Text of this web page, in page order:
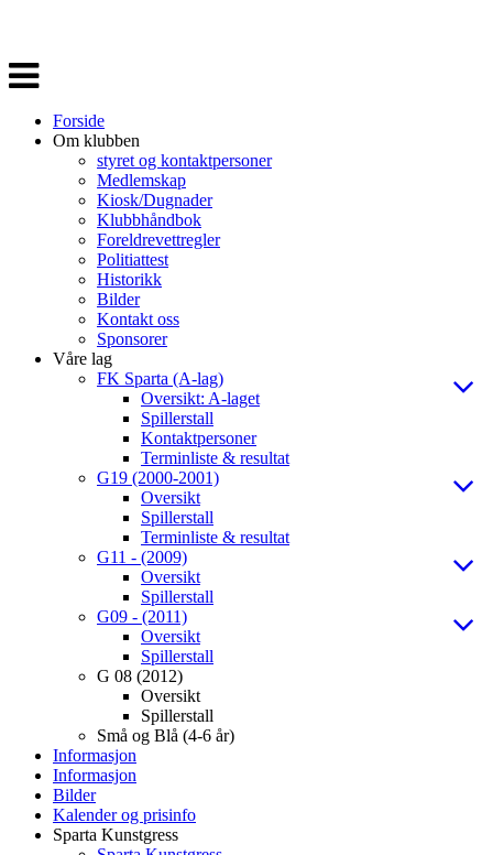
Veksle
navigasjon
Forside
Om klubben
styret og kontaktpersoner
Medlemskap
Kiosk/Dugnader
Klubbhåndbok
Foreldrevettregler
Politiattest
Historikk
Bilder
Kontakt oss
Sponsorer
Våre lag
FK Sparta (A-lag)
Oversikt: A-laget
Spillerstall
Kontaktpersoner
Terminliste & resultat
G19 (2000-2001)
Oversikt
Spillerstall
Terminliste & resultat
G11 - (2009)
Oversikt
Spillerstall
G09 - (2011)
Oversikt
Spillerstall
G 08 (2012)
Oversikt
Spillerstall
Små og Blå (4-6 år)
Informasjon
Informasjon
Bilder
Kalender og prisinfo
Sparta Kunstgress